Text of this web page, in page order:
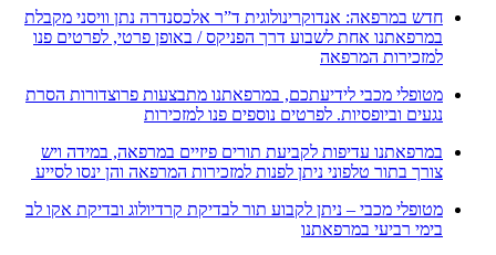
חדש במרפאה: אנדוקרינולוגית ד”ר אלכסנדרה נתן וויסני מקבלת
במרפאתנו אחת לשבוע דרך הפניקס / באופן פרטי, לפרטים פנו
למזכירות המרפאה
מטופלי מכבי לידיעתכם, במרפאתנו מתבצעות פרוצדורות הסרת
נגעים וביופסיות. לפרטים נוספים פנו למזכירות
במרפאתנו עדיפות לקביעת תורים פיזיים במרפאה, במידה ויש
צורך בתור טלפוני ניתן לפנות למזכירות המרפאה והן ינסו לסייע
מטופלי מכבי – ניתן לקבוע תור לבדיקת קרדיולוג ובדיקת אקו לב
בימי רביעי במרפאתנו